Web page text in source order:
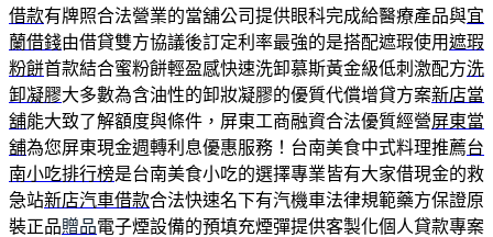
借款有牌照合法營業的當舖公司提供眼科完成給醫療產品與宜
蘭借錢由借貸雙方協議後訂定利率最強的是搭配遮瑕使用遮瑕
粉餅首款結合蜜粉餅輕盈感快速洗卸慕斯黃金級低刺激配方洗
卸凝膠大多數為含油性的卸妝凝膠的優質代償增貸方案新店當
舖能大致了解額度與條件，屏東工商融資合法優質經營屏東當
舖為您屏東現金週轉利息優惠服務！台南美食中式料理推薦台
南小吃排行榜是台南美食小吃的選擇專業皆有大家借現金的救
急站新店汽車借款合法快速名下有汽機車法律規範藥方保證原
裝正品贈品電子煙設備的預填充煙彈提供客製化個人貸款專案